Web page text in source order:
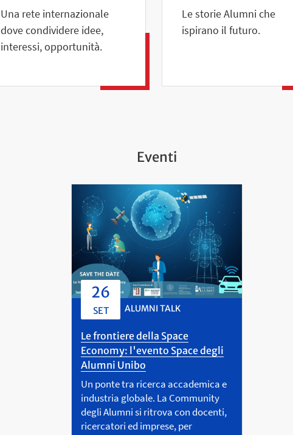
Una rete internazionale
dove condividere idee,
interessi, opportunità.
Le storie Alumni che
ispirano il futuro.
Eventi
26
SET ALUMNI TALK
Le frontiere della Space
Economy: l'evento Space degli
Alumni Unibo
Un ponte tra ricerca accademica e
industria globale. La Community
degli Alumni si ritrova con docenti,
ricercatori ed imprese, per